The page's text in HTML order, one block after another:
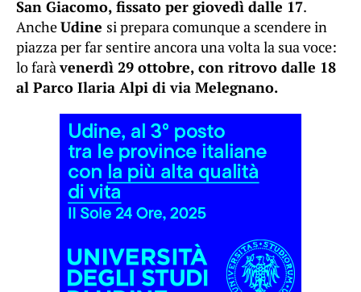
San Giacomo, fissato per giovedì dalle 17.
AncheUdine si prepara comunque a scendere in
piazza per far sentire ancora una volta la sua voce:
lo faràvenerdì 29 ottobre, con ritrovo dalle 18
al Parco Ilaria Alpi di via Melegnano.